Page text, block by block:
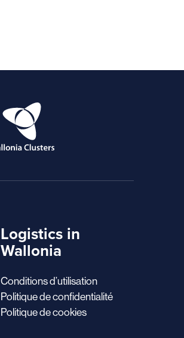
Logistics in
Wallonia
Conditions d’utilisation
Politique de confidentialité
Politique de cookies